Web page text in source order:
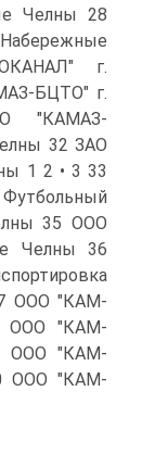
Челны 28
г.
БЦТО" г.
"КАМАЗ-
32 ЗАО
1 2 • 3 33
35 ООО
Челны 36
ООО "КАМ-
ООО "КАМ-
ООО "КАМ-
ООО "КАМ-